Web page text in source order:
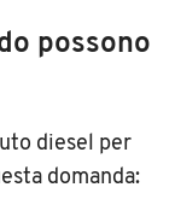
possono
diesel per
domanda: